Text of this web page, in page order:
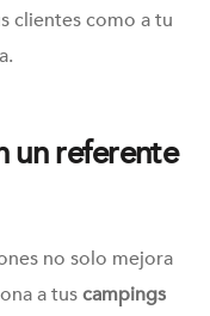
clientes como a tu
un referente
no solo mejora
a tuscampings